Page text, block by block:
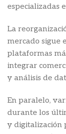
especializadas
La
mercado sigue
plataformas
integrar
y análisis de
En paralelo,
durante los
y digitalización